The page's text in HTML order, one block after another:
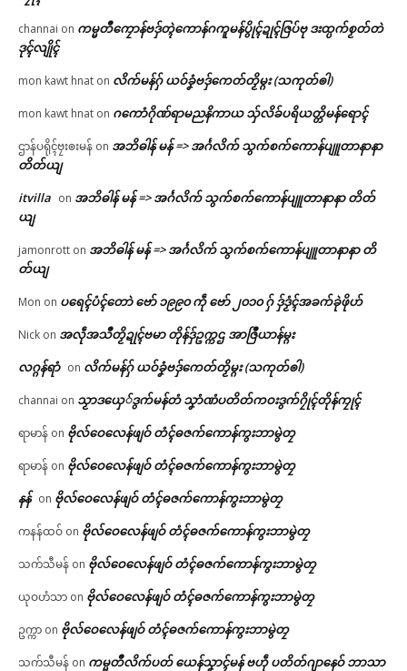
channai on ကမ္မတဳကၠောန်ဗဒှ်တ္ၚဲကောန်ဂကူမန်ပွိုၚ်ဍုၚ်ဇြပ်ဗု ဒးထ္ပက်စၟတ်တဲ
ဒုၚ်လျိုၚ်
mon kawt hnat on လိက်မန်ဂှ် ယဝ်ခၞံဗဒှ်ကေတ်တၟိမ္ဂး (သကုတ်ၜါ)
mon kawt hnat on ဂကောံဂိုဏ်ရာမညနိကာယ သှ်လိခ်ပရိယတ္တိမန်ရောၚ်
ဌာန်ပရိုၚ်ဗၠးၜးမန် on အဘိဓါန် မန် => အၚ်္ဂလိက် သွက်စက်ကောန်ပျူတာနာနာ
တိတ်ယျ
itvilla on အဘိဓါန် မန် => အၚ်္ဂလိက် သွက်စက်ကောန်ပျူတာနာနာ တိတ်
ယျ
jamonrott on အဘိဓါန် မန် => အၚ်္ဂလိက် သွက်စက်ကောန်ပျူတာနာနာ တိ
တ်ယျ
Mon on ပရေၚ်ပံၚ်တောဲ ဗော် ၁၉၉၀ ကဵု ဗော် ၂၀၁၀ ဂှ် ဒှ်ဒၟံၚ်အခက်ခုဲဖိုဟ်
Nick on အလဵုအသဳတၟိဍုၚ်ဗမာ တိုန်ဒှ်ဥက္ကဌ အာဇြဳယာန်မ္ဂး
လဂ္ဂန်ရာံ on လိက်မန်ဂှ် ယဝ်ခၞံဗဒှ်ကေတ်တၟိမ္ဂး (သကုတ်ၜါ)
channai on သၟာဒယှေ်ဒွက်မန်တံ သၞာံဏံပတိတ်ကဝးဒွက်ဂၠိုၚ်တိုန်ကၠုၚ်
ရာမာန် on ဗိုလ်ဝေလေန်ဖျဝ် တံၚ်ဓဇက်ကောန်ကွးဘာမွဲတၠ
ရာမာန် on ဗိုလ်ဝေလေန်ဖျဝ် တံၚ်ဓဇက်ကောန်ကွးဘာမွဲတၠ
နန် on ဗိုလ်ဝေလေန်ဖျဝ် တံၚ်ဓဇက်ကောန်ကွးဘာမွဲတၠ
ကနန်ထဝ် on ဗိုလ်ဝေလေန်ဖျဝ် တံၚ်ဓဇက်ကောန်ကွးဘာမွဲတၠ
သက်သီမန် on ဗိုလ်ဝေလေန်ဖျဝ် တံၚ်ဓဇက်ကောန်ကွးဘာမွဲတၠ
ယုဝဟံသာ on ဗိုလ်ဝေလေန်ဖျဝ် တံၚ်ဓဇက်ကောန်ကွးဘာမွဲတၠ
ဥက္ကာ on ဗိုလ်ဝေလေန်ဖျဝ် တံၚ်ဓဇက်ကောန်ကွးဘာမွဲတၠ
သက်သီမန် on ကမ္မတဳလိက်ပတ် ယေန်သၞာၚ်မန် ဗဟဵု ပတိတ်ဂျာနေဝ် ဘာသာ